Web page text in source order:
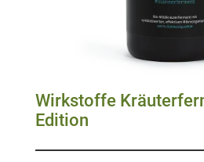
Wirkstoffe
Edition